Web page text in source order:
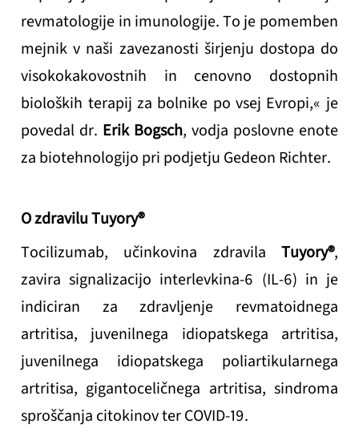
revmatologije in imunologije. To je pomemben
mejnik v naši zavezanosti širjenju dostopa do
visokokakovostnih in cenovno dostopnih
bioloških terapij za bolnike po vsej Evropi,« je
povedal dr. Erik Bogsch, vodja poslovne enote
za biotehnologijo pri podjetju Gedeon Richter.
O zdravilu Tuyory®
Tocilizumab, učinkovina zdravila Tuyory®,
zavira signalizacijo interlevkina-6 (IL-6) in je
indiciran za zdravljenje revmatoidnega
artritisa, juvenilnega idiopatskega artritisa,
juvenilnega idiopatskega poliartikularnega
artritisa, gigantoceličnega artritisa, sindroma
sproščanja citokinov ter COVID-19.